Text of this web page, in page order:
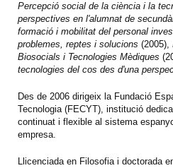
Percepció social de la ciència i la
perspectives en l'alumnat de
formació i mobilitat del personal
problemes, reptes i solucions (2005),
Biosocials i Tecnologies Mèdiques
tecnologies del cos des d'una
Des de 2006 dirigeix la Fundació
Tecnologia (FECYT), institució
continuat i flexible al sistema
empresa.
Llicenciada en Filosofia i doctorada